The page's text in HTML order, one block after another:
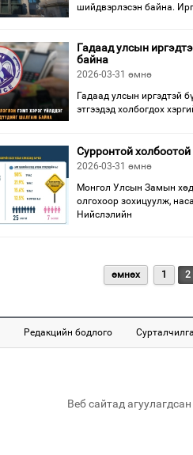
шийдвэрлэсэн байна.
Гадаад улсын
байна
2026-03-31 өмнө
Гадаад улсын иргэдтэй
этгээдэд холбогдох
Сурронтой
2026-03-31 өмнө
Монгол Улсын Замын
олгохоор зохицуулж,
Нийслэлийн
өмнөх 1 2
Редакцийн бодлого
Веб сайтад